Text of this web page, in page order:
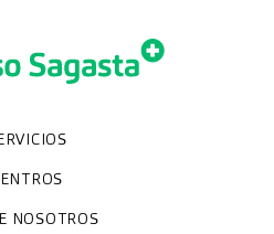
por la imagen
médicas
SagastaMédico
NOSOTROS